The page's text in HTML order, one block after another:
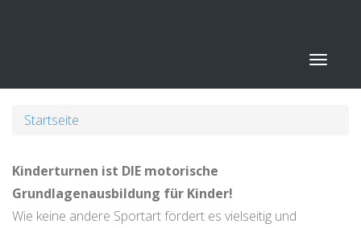
Main
Pfadnavigation
Startseite
Kinderturnen ist DIE motorische
Grundlagenausbildung für Kinder!
Wie keine andere Sportart fördert es vielseitig und